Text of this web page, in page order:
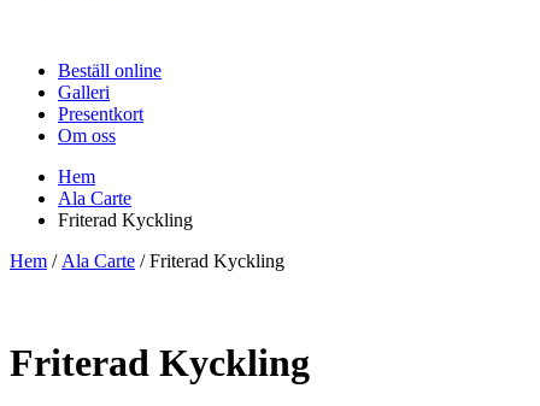
Beställ online
Galleri
Presentkort
Om oss
Hem
Ala Carte
Friterad Kyckling
Hem / Ala Carte / Friterad Kyckling
Friterad Kyckling